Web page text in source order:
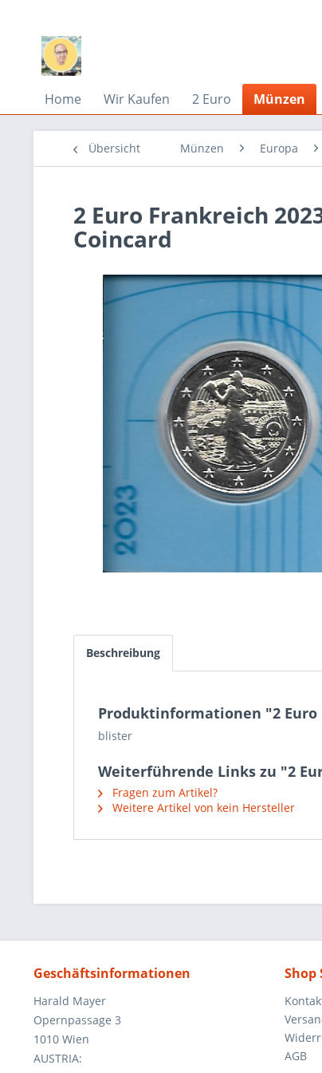
Home Wir Kaufen 2 Euro Münzen
Übersicht Münzen Europa
2 Euro Frankreich
Coincard
Beschreibung
Produktinformationen "2 Euro
blister
Weiterführende Links zu "2
Fragen zum Artikel?
Weitere Artikel von kein Hersteller
Geschäftsinformationen
Harald Mayer
Opernpassage 3
1010 Wien
AUSTRIA:
Shop
AGB